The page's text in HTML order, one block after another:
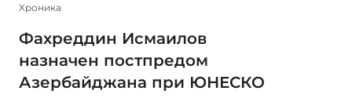
Xроника
Фахреддин Исмаилов
назначен постпредом
Азербайджана при ЮНЕСКО